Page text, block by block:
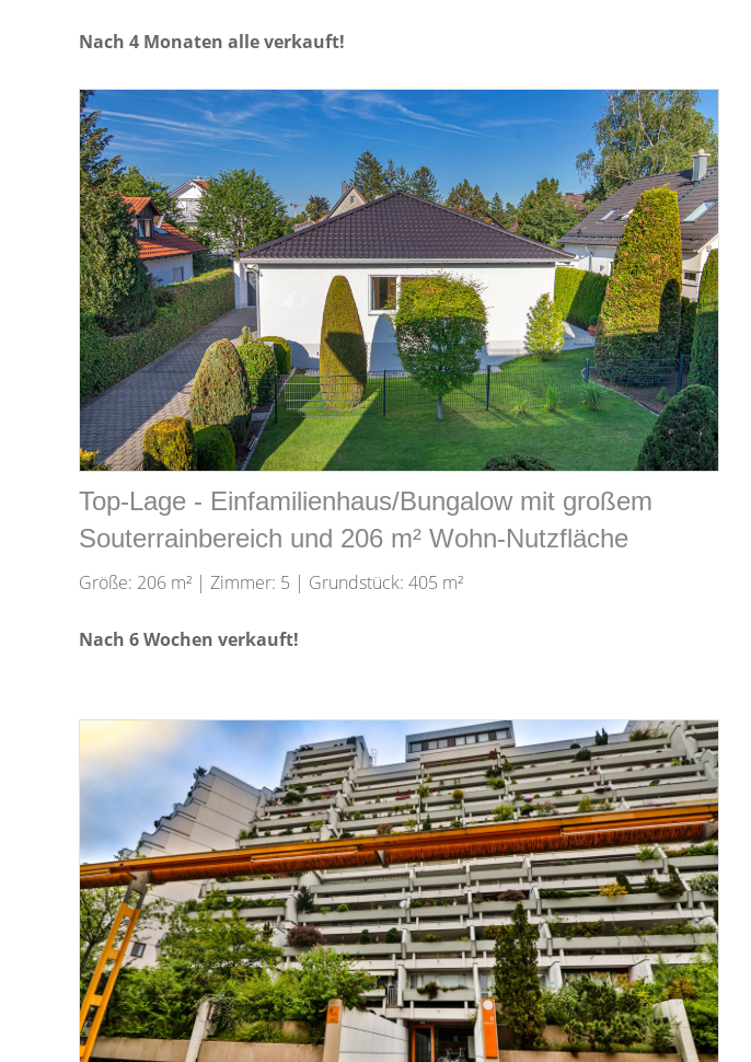
Nach 4 Monaten alle verkauft!
Top-Lage - Einfamilienhaus/Bungalow mit großem
Souterrainbereich und 206 m² Wohn-Nutzfläche
Größe: 206 m² | Zimmer: 5 | Grundstück: 405 m²
Nach 6 Wochen verkauft!